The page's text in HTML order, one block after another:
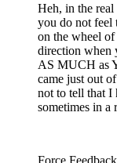
Heh, in the
you do not feel
on the wheel
direction when
AS MUCH as
came just out
not to tell that I
sometimes in a
Force